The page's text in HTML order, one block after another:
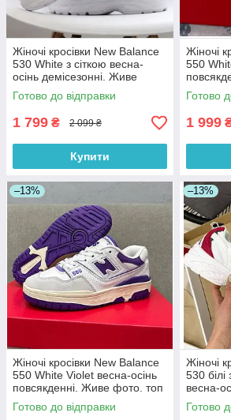
Жіночі кросівки New Balance
530 White з сіткою весна-
осінь демісезонні. Живе
фото. топ
Готово до відправки
1 799 ₴ 2 099 ₴
Купити
Жіночі
550
Готово
1 999
–13%
Жіночі кросівки New Balance
550 White Violet весна-осінь
повсякденні. Живе фото. топ
Готово до відправки
–13%
Жіночі
530
весна-
Живе
Готово